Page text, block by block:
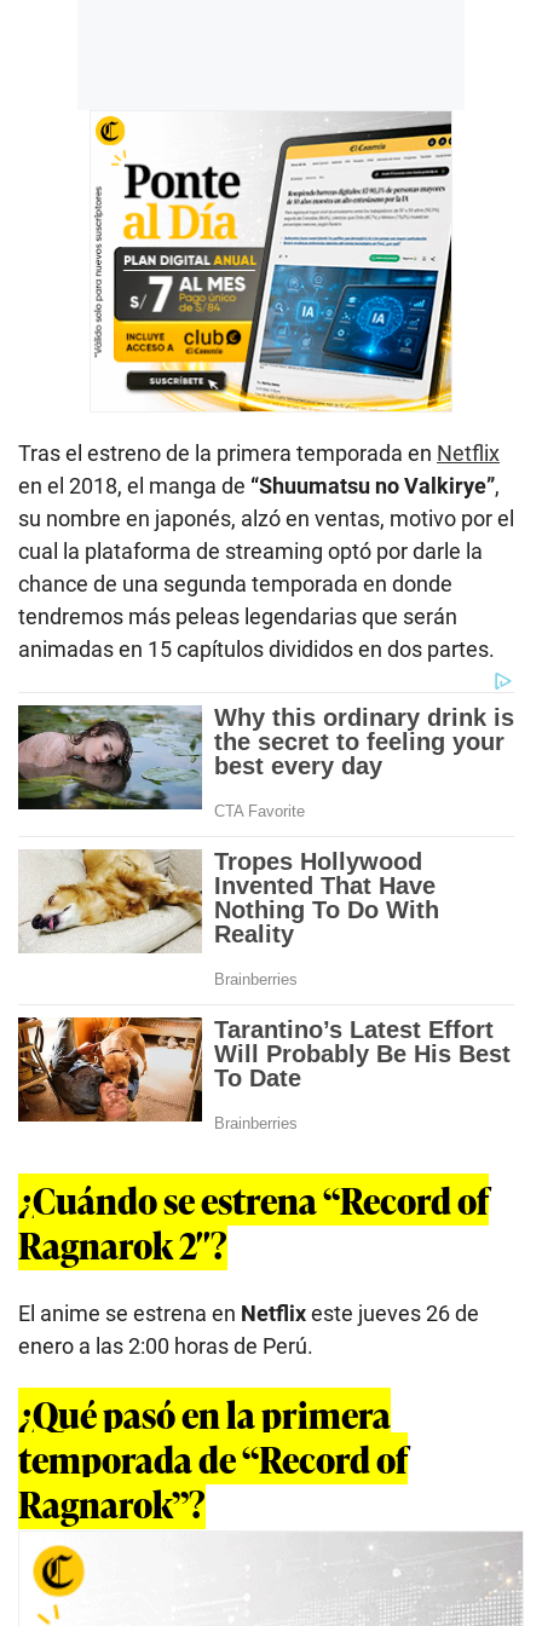
Tras el estreno de la primera temporada en Netflix
en el 2018, el manga de “Shuumatsu no Valkirye”,
su nombre en japonés, alzó en ventas, motivo por el
cual la plataforma de streaming optó por darle la
chance de una segunda temporada en donde
tendremos más peleas legendarias que serán
animadas en 15 capítulos divididos en dos partes.
¿Cuándo se estrena “Record of
Ragnarok 2″?
El anime se estrena en Netflixeste jueves 26 de
enero a las 2:00 horas de Perú.
¿Qué pasó en la primera
temporada de “Record of
Ragnarok”?